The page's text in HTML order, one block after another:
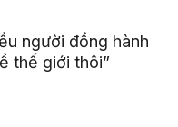
người đồng hành
thế giới thôi”